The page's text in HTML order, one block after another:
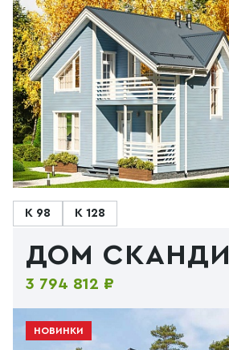
К 98 К 128
ДОМ СКАНДИ
3 794 812 ₽
НОВИНКИ